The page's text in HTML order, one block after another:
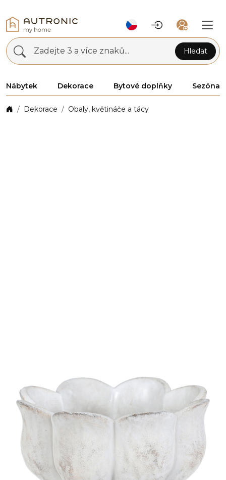
Zadejte 3 a více znaků... Hledat
Nábytek Dekorace Bytové doplňky Sezóna
Dekorace Obaly, květináče a tácy